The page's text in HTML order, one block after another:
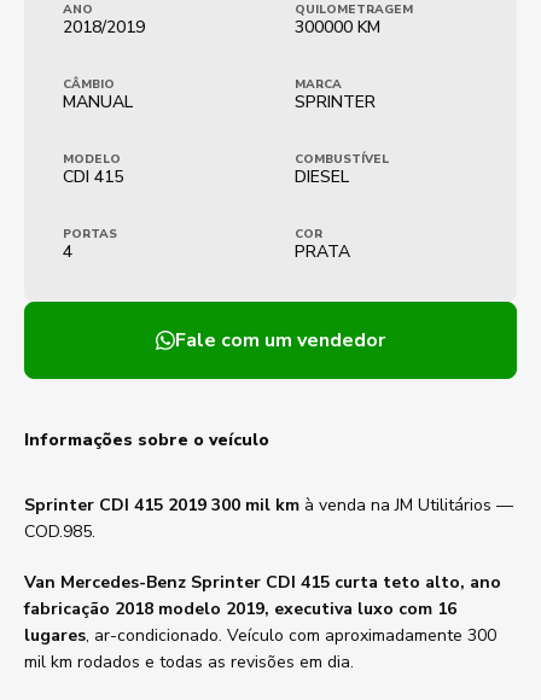
ANO
2018/2019
QUILOMETRAGEM
300000 KM
CÂMBIO
MANUAL
MARCA
SPRINTER
MODELO
CDI 415
COMBUSTÍVEL
DIESEL
PORTAS
4
COR
PRATA
Fale com um vendedor
Informações sobre o veículo
Sprinter CDI 415 2019 300 mil km à venda na JM Utilitários —
COD.985.
Van Mercedes-Benz Sprinter CDI 415 curta teto alto, ano
fabricação 2018 modelo 2019, executiva luxo com 16
lugares, ar-condicionado. Veículo com aproximadamente 300
mil km rodados e todas as revisões em dia.